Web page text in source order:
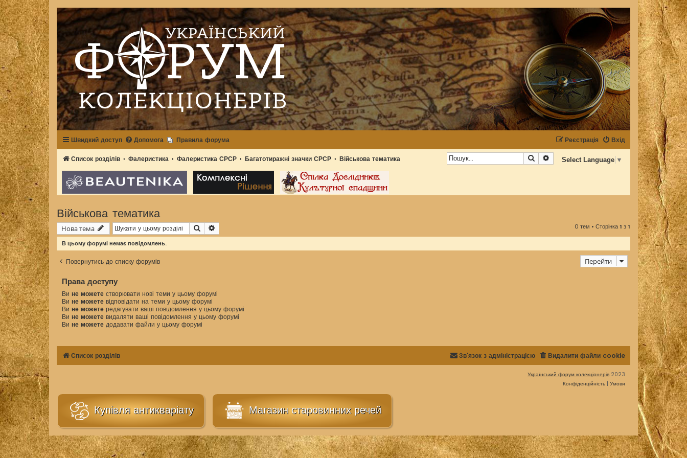
Швидкий доступ Допомога Правила форума Вхід
Реєстрація
Список розділів Фалеристика Фалеристика СРСР Багатотиражні значки СРСР Військова тематика Select Language ▼
Пошук Розширений пошук
Військова тематика
Нова тема Пошук 0 тем • Сторінка1 з1
В цьому форумі немає повідомлень.
Повернутись до списку форумів Перейти
Права доступу
Ви не можете створювати нові теми у цьому форумі
Ви не можете відповідати на теми у цьому форумі
Ви не можете редагувати ваші повідомлення у цьому форумі
Ви не можете видаляти ваші повідомлення у цьому форумі
Ви не можете додавати файли у цьому форумі
Список розділів Видалити файли cookie
Зв'язок з адміністрацією
Український форум колекціонерів 2023
Конфіденційність | Умови
Купівля антикваріату Магазин старовинних речей